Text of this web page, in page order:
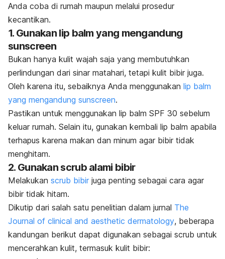
Anda coba di rumah maupun melalui prosedur
kecantikan.
1. Gunakan lip balmyang mengandung
sunscreen
Bukan hanya kulit wajah saja yang membutuhkan
perlindungan dari sinar matahari, tetapi kulit bibir juga.
Oleh karena itu, sebaiknya Anda menggunakan lip balm
yang mengandung sunscreen.
Pastikan untuk menggunakan lip balm SPF 30 sebelum
keluar rumah. Selain itu, gunakan kembali lip balm apabila
terhapus karena makan dan minum agar bibir tidak
menghitam.
2. Gunakan scrub alami bibir
Melakukan scrub bibir juga penting sebagai cara agar
bibir tidak hitam.
Dikutip dari salah satu penelitian dalam jurnal The
Journal of clinical and aesthetic dermatology, beberapa
kandungan berikut dapat digunakan sebagai scrub untuk
mencerahkan kulit, termasuk kulit bibir: